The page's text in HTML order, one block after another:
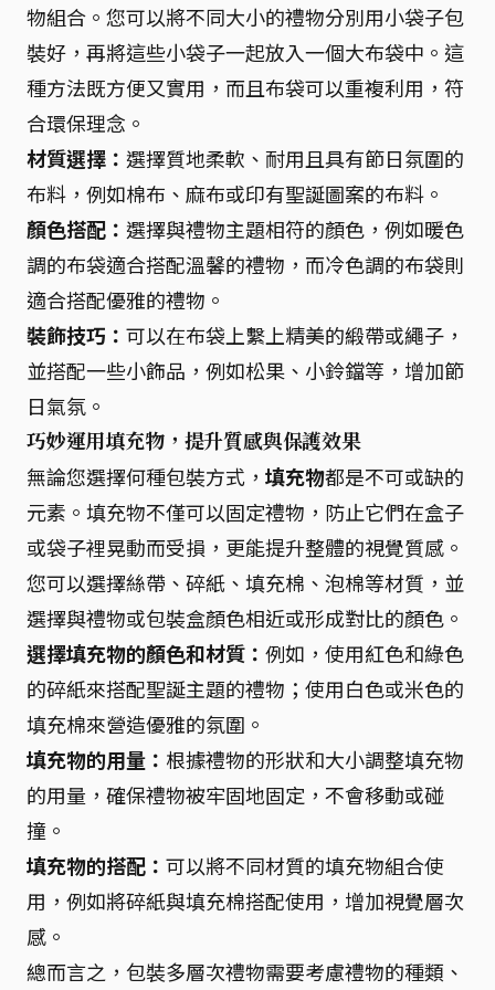
物組合。您可以將不同大小的禮物分別用小袋子包
裝好，再將這些小袋子一起放入一個大布袋中。這
種方法既方便又實用，而且布袋可以重複利用，符
合環保理念。
材質選擇： 選擇質地柔軟、耐用且具有節日氛圍的
布料，例如棉布、麻布或印有聖誕圖案的布料。
顏色搭配： 選擇與禮物主題相符的顏色，例如暖色
調的布袋適合搭配溫馨的禮物，而冷色調的布袋則
適合搭配優雅的禮物。
裝飾技巧： 可以在布袋上繫上精美的緞帶或繩子，
並搭配一些小飾品，例如松果、小鈴鐺等，增加節
日氣氛。
巧妙運用填充物，提升質感與保護效果
無論您選擇何種包裝方式， 填充物都是不可或缺的
元素。填充物不僅可以固定禮物，防止它們在盒子
或袋子裡晃動而受損，更能提升整體的視覺質感。
您可以選擇絲帶、碎紙、填充棉、泡棉等材質，並
選擇與禮物或包裝盒顏色相近或形成對比的顏色。
選擇填充物的顏色和材質： 例如，使用紅色和綠色
的碎紙來搭配聖誕主題的禮物；使用白色或米色的
填充棉來營造優雅的氛圍。
填充物的用量： 根據禮物的形狀和大小調整填充物
的用量，確保禮物被牢固地固定，不會移動或碰
撞。
填充物的搭配： 可以將不同材質的填充物組合使
用，例如將碎紙與填充棉搭配使用，增加視覺層次
感。
總而言之，包裝多層次禮物需要考慮禮物的種類、